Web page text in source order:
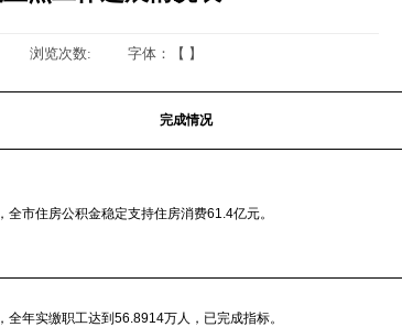
浏览次数: 字体：【 】
完成情况
全市住房公积金稳定支持住房消费61.4亿元。
全年实缴职工达到56.8914万人，已完成指标。